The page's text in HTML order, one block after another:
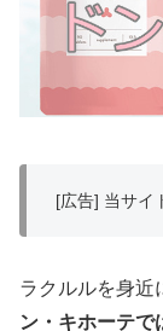
[広告] 当サイ
ラクルルを身近
ン・キホーテで